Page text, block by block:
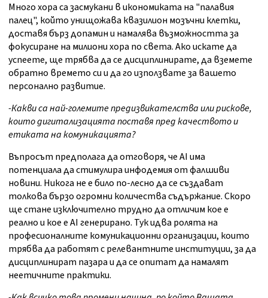
Много хора са засмукани в икономиката на "палавия
палец", който унищожава квазилион мозъчни клетки,
доставя бърз допамин и намалява възможността за
фокусиране на милиони хора по света. Ако искате да
успеете, ще трябва да се дисциплинирате, да вземете
обратно времето си и да го използвате за вашето
персонално развитие.
-Какви са най-големите предизвикателства или рискове,
които дигитализацията поставя пред качеството и
етиката на комуникацията?
Въпросът предполага да отговоря, че AI има
потенциала да стимулира инфодемия от фалшиви
новини. Никога не е било по-лесно да се създават
толкова бързо огромни количества съдържание. Скоро
ще стане изключително трудно да отличим кое е
реално и кое е AI генерирано. Тук идва ролята на
професионалните комуникационни организации, които
трябва да работят с релевантните институции, за да
дисциплинират пазара и да се опитат да намалят
неетичните практики.